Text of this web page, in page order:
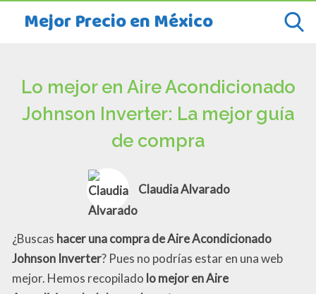
Mejor Precio en México
Lo mejor en Aire Acondicionado
Johnson Inverter: La mejor guía
de compra
Claudia Alvarado
¿Buscas hacer una compra de Aire Acondicionado
Johnson Inverter? Pues no podrías estar en una web
mejor. Hemos recopilado lo mejor en Aire